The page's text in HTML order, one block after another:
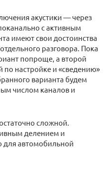
акустики — через
с активным
имеют свои достоинства
разговора. Пока
попроще, а второй
настройке и «сведению»
варианта будем
числом каналов и
сложной.
делением и
автомобильной